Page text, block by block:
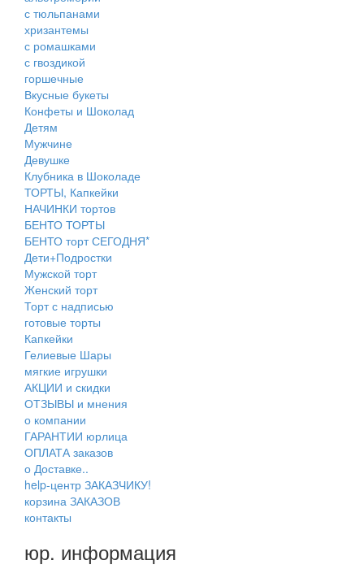
с тюльпанами
хризантемы
с ромашками
с гвоздикой
горшечные
Вкусные букеты
Конфеты и Шоколад
Детям
Мужчине
Девушке
Клубника в Шоколаде
ТОРТЫ, Капкейки
НАЧИНКИ тортов
БЕНТО ТОРТЫ
БЕНТО торт СЕГОДНЯ*
Дети+Подростки
Мужской торт
Женский торт
Торт с надписью
готовые торты
Капкейки
Гелиевые Шары
мягкие игрушки
АКЦИИ и скидки
ОТЗЫВЫ и мнения
о компании
ГАРАНТИИ юрлица
ОПЛАТА заказов
о Доставке..
help-центр ЗАКАЗЧИКУ!
корзина ЗАКАЗОВ
контакты
юр. информация